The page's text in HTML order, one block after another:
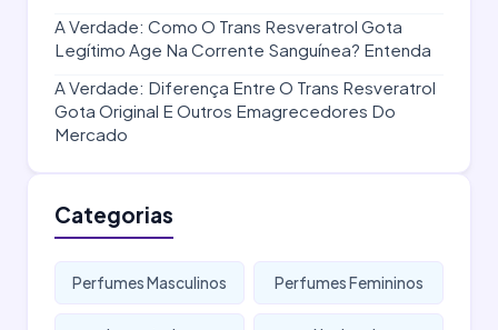
A Verdade: Como O Trans Resveratrol Gota
Legítimo Age Na Corrente Sanguínea? Entenda
A Verdade: Diferença Entre O Trans Resveratrol
Gota Original E Outros Emagrecedores Do
Mercado
Categorias
Perfumes Masculinos Perfumes Femininos